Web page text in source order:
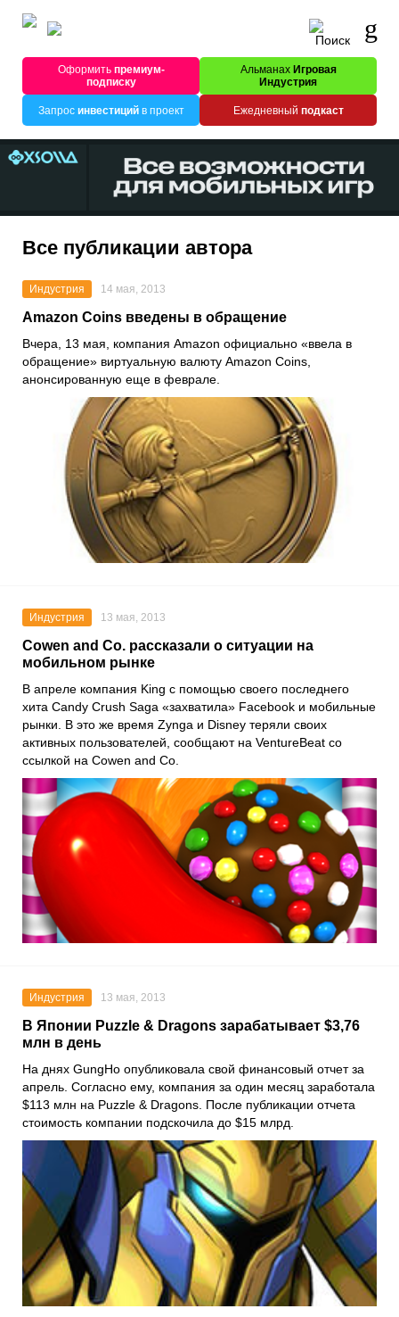
Оформитьпремиум-
подписку
Альманах Игровая
Индустрия
Запрос инвестицийв проект Ежедневный подкаст
Все публикации автора
Индустрия 14 мая, 2013
Amazon Coins введены в обращение
Вчера, 13 мая, компания Amazon официально «ввела в
обращение» виртуальную валюту Amazon Coins,
анонсированную еще в феврале.
Индустрия 13 мая, 2013
Cowen and Co. рассказали о ситуации на
мобильном рынке
В апреле компания King с помощью своего последнего
хита Candy Crush Saga «захватила» Facebook и мобильные
рынки. В это же время Zynga и Disney теряли своих
активных пользователей, сообщают на VentureBeat со
ссылкой на Cowen and Co.
Индустрия 13 мая, 2013
В Японии Puzzle & Dragons зарабатывает $3,76
млн в день
На днях GungHo опубликовала свой финансовый отчет за
апрель. Согласно ему, компания за один месяц заработала
$113 млн на Puzzle & Dragons. После публикации отчета
стоимость компании подскочила до $15 млрд.